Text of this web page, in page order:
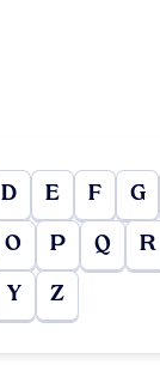
D E F G
O P Q R
Y Z